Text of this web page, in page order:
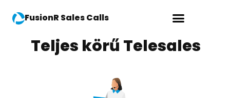
FusionR Sales Calls
Teljes körű Telesales